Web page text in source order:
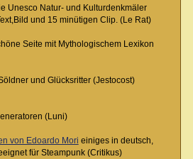
Unesco Natur- und Kulturdenkmäler
und 15 minütigen Clip. (Le Rat)
Seite mit Mythologischem Lexikon
und Glücksritter (Jestocost)
(Luni)
von Edoardo Mori einiges in deutsch,
für Steampunk (Critikus)